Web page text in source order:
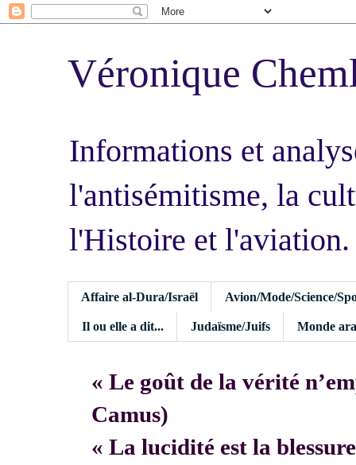
Véronique
Informations et
l'antisémitisme, la
l'Histoire et l'aviation.
Affaire al-Dura/Israël Avion/Mode/Science/
Il ou elle a dit... Judaïsme/Juifs Monde
« Le goût de la vérité
Camus)
« La lucidité est la